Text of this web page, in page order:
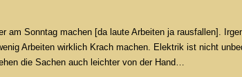
Sonntag machen [da laute Arbeiten ja rausfallen].
Arbeiten wirklich Krach machen. Elektrik ist nicht
die Sachen auch leichter von der Hand…